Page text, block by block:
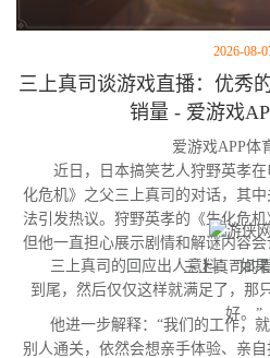
2026-08-
三上真司谈游戏直播：优秀
销量 - 爱游戏
爱游戏APP体
近日，日本搞笑艺人狩野英孝在
化危机》之父三上真司的对话，其中
法引发热议。狩野英孝的《生化危机
但他一直担心展示剧情和解谜内容
三上真司的
三上真司的回应出人意料：“如果
到尾，然后仅仅这样就满足了，那
好。”
他进一步解释：“我们的工作，就
别人通关，依然会想亲手体验、亲自